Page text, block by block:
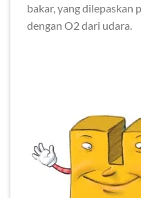
bakar, yang dilepaskan
dengan O2 dari udara.